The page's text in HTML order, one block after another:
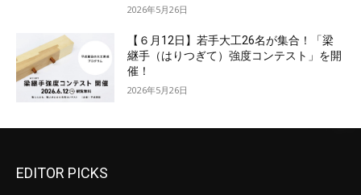
2026年5月26日
【６月12日】若手大工26名が集合！「梁
継手（はりつぎて）強度コンテスト」を開
催！
2026年5月26日
EDITOR PICKS